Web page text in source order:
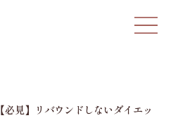
【必見】リバウンドしないダイエッ